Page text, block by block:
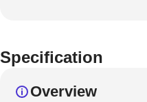
Specification
Overview